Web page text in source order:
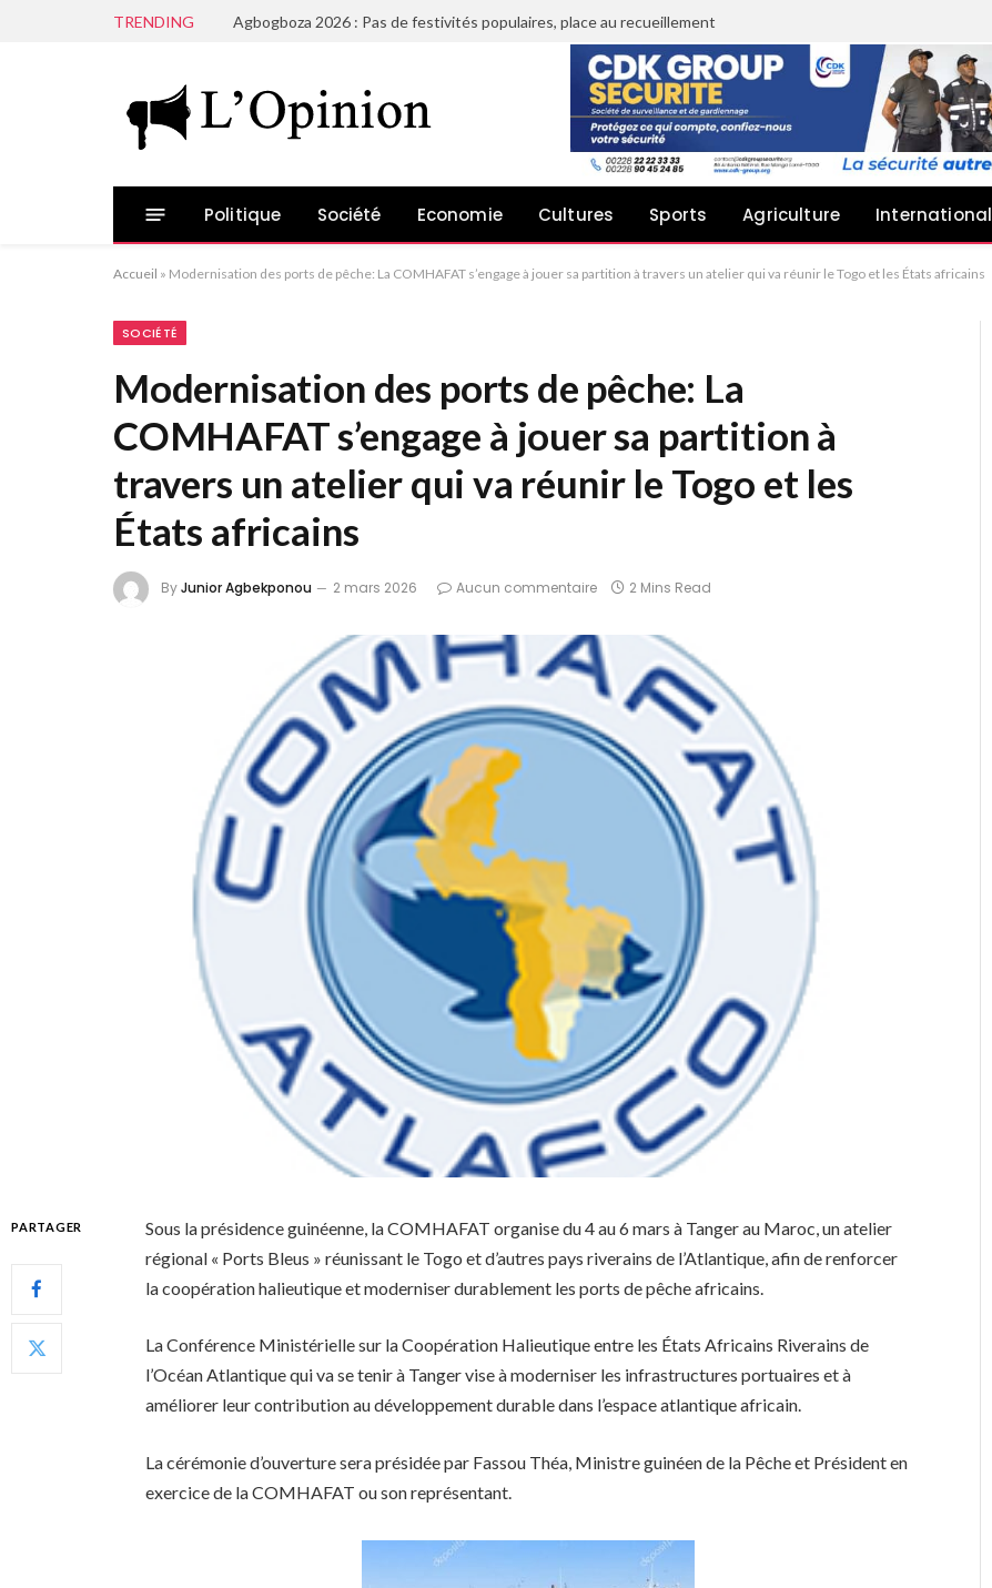
TRENDING Agbogboza 2026 : Pas de festivités populaires, place au recueillement
Politique Société Economie Cultures Sports Agriculture International
Accueil » Modernisation des ports de pêche: La COMHAFAT s’engage à jouer sa partition à travers un atelier qui va réunir le Togo et les États africains
SOCIÉTÉ
Modernisation des ports de pêche: La
COMHAFAT s’engage à jouer sa partition à
travers un atelier qui va réunir le Togo et les
États africains
ByJunior Agbekponou 2 mars 2026 Aucun commentaire 2 Mins Read
PARTAGER
Sous la présidence guinéenne, la COMHAFAT organise du 4 au 6 mars à Tanger au Maroc, un atelier
régional « Ports Bleus » réunissant le Togo et d’autres pays riverains de l’Atlantique, afin de renforcer
la coopération halieutique et moderniser durablement les ports de pêche africains.
La Conférence Ministérielle sur la Coopération Halieutique entre les États Africains Riverains de
l’Océan Atlantique qui va se tenir à Tanger vise à moderniser les infrastructures portuaires et à
améliorer leur contribution au développement durable dans l’espace atlantique africain.
La cérémonie d’ouverture sera présidée par Fassou Théa, Ministre guinéen de la Pêche et Président en
exercice de la COMHAFAT ou son représentant.